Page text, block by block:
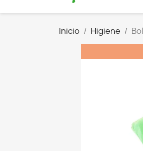
Inicio Higiene